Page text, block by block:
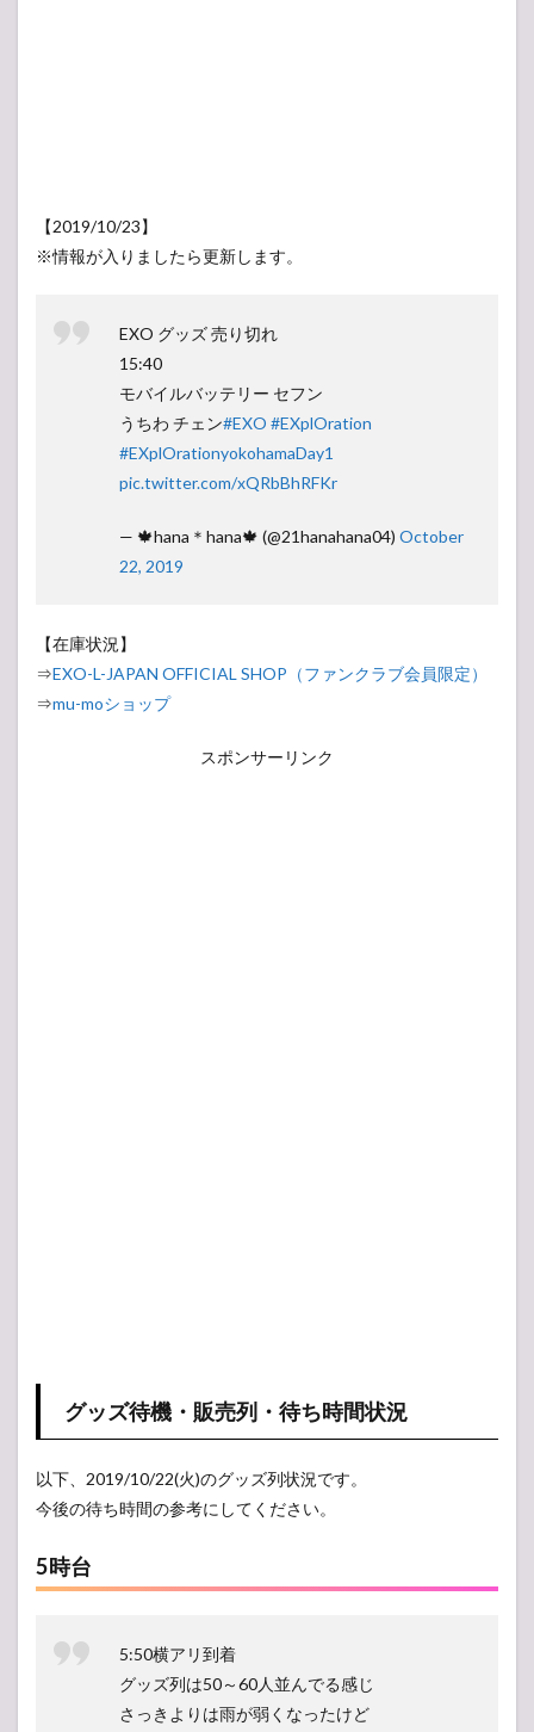
【2019/10/23】
※情報が入りましたら更新します。
EXO グッズ 売り切れ
15:40
モバイルバッテリー セフン
うちわ チェン#EXO #EXplOration
#EXplOrationyokohamaDay1
pic.twitter.com/xQRbBhRFKr
— 🍁hana＊hana🍁 (@21hanahana04) October
22, 2019
【在庫状況】
⇒EXO-L-JAPAN OFFICIAL SHOP（ファンクラブ会員限定）
⇒mu-moショップ
スポンサーリンク
グッズ待機・販売列・待ち時間状況
以下、2019/10/22(火)のグッズ列状況です。
今後の待ち時間の参考にしてください。
5時台
5:50横アリ到着
グッズ列は50～60人並んでる感じ
さっきよりは雨が弱くなったけど